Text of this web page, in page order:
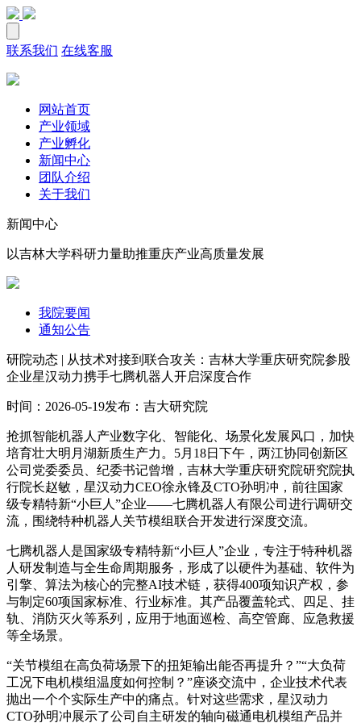
联系我们 在线客服
网站首页
产业领域
产业孵化
新闻中心
团队介绍
关于我们
新闻中心
以吉林大学科研力量助推重庆产业高质量发展
我院要闻
通知公告
研院动态 | 从技术对接到联合攻关：吉林大学重庆研究院参股
企业星汉动力携手七腾机器人开启深度合作
时间：2026-05-19发布：吉大研究院
抢抓智能机器人产业数字化、智能化、场景化发展风口，加快
培育壮大明月湖新质生产力。5月18日下午，两江协同创新区
公司党委委员、纪委书记曾增，吉林大学重庆研究院研究院执
行院长赵敏，星汉动力CEO徐永锋及CTO孙明冲，前往国家
级专精特新“小巨人”企业——七腾机器人有限公司进行调研交
流，围绕特种机器人关节模组联合开发进行深度交流。
七腾机器人是国家级专精特新“小巨人”企业，专注于特种机器
人研发制造与全生命周期服务，形成了以硬件为基础、软件为
引擎、算法为核心的完整AI技术链，获得400项知识产权，参
与制定60项国家标准、行业标准。其产品覆盖轮式、四足、挂
轨、消防灭火等系列，应用于地面巡检、高空管廊、应急救援
等全场景。
“关节模组在高负荷场景下的扭矩输出能否再提升？”“大负荷
工况下电机模组温度如何控制？”座谈交流中，企业技术代表
抛出一个个实际生产中的痛点。针对这些需求，星汉动力
CTO孙明冲展示了公司自主研发的轴向磁通电机模组产品并